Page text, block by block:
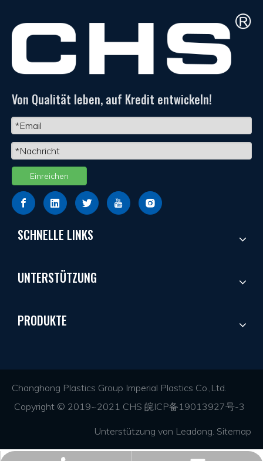
Von Qualität leben, auf Kredit entwickeln!
Einreichen
SCHNELLE LINKS
UNTERSTÜTZUNG
PRODUKTE
Changhong Plastics Group Imperial Plastics Co.,Ltd.
Copyright © 2019~2021 CHS 皖ICP备19013927号-3
Unterstützung von Leadong. Sitemap